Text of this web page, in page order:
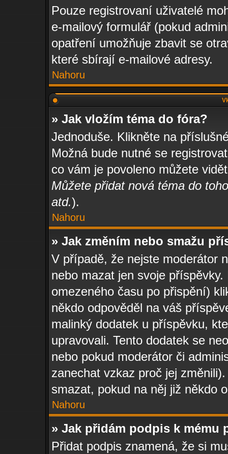
Pouze registrovaní uživatelé
e-mailový formulář (pokud
opatření umožňuje zbavit se
které sbírají e-mailové adresy.
Nahoru
» Jak vložím téma do fóra?
Jednoduše. Klikněte na
Možná bude nutné se
co vám je povoleno můžete
Můžete přidat nová téma do
atd.).
Nahoru
» Jak změním nebo smažu
V případě, že nejste moderátor
nebo mazat jen svoje
omezeného času po přispění)
někdo odpověděl na váš
malinký dodatek u příspěvku,
upravovali. Tento dodatek se
nebo pokud moderátor či
zanechat vzkaz proč jej
smazat, pokud na něj již někdo
Nahoru
» Jak přidám podpis k mému
Přidat podpis znamená, že si